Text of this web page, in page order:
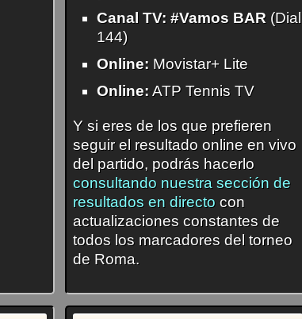
Canal TV: #Vamos BAR(Dial
144)
Online: Movistar+ Lite
Online: ATP Tennis TV
Y si eres de los que prefieren
seguir el resultado online en vivo
del partido, podrás hacerlo
consultando nuestra sección de
resultados en directocon
actualizaciones constantes de
todos los marcadores del torneo
de Roma.